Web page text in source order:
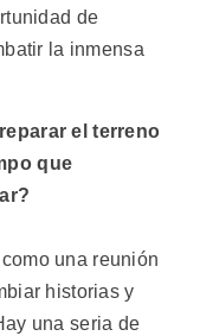
de
la inmensa
el terreno
que
una reunión
historias y
una seria de